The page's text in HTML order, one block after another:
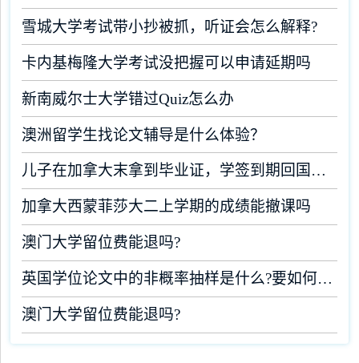
雪城大学考试带小抄被抓，听证会怎么解释?
卡内基梅隆大学考试没把握可以申请延期吗
新南威尔士大学错过Quiz怎么办
澳洲留学生找论文辅导是什么体验？
儿子在加拿大末拿到毕业证，学签到期回国了有办法补救吗
加拿大西蒙菲莎大二上学期的成绩能撤课吗
澳门大学留位费能退吗?
英国学位论文中的非概率抽样是什么?要如何完成?
澳门大学留位费能退吗?